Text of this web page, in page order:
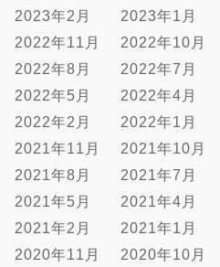
2023年2月
2023年1月
2022年11月
2022年10月
2022年8月
2022年7月
2022年5月
2022年4月
2022年2月
2022年1月
2021年11月
2021年10月
2021年8月
2021年7月
2021年5月
2021年4月
2021年2月
2021年1月
2020年11月
2020年10月